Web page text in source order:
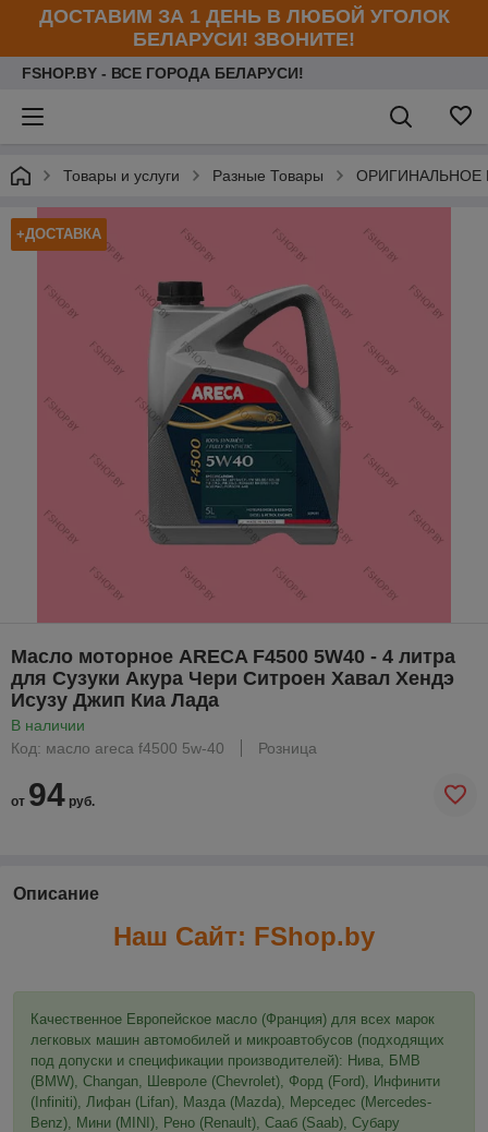
ДОСТАВИМ ЗА 1 ДЕНЬ В ЛЮБОЙ УГОЛОК
БЕЛАРУСИ! ЗВОНИТЕ!
FSHOP.BY - ВСЕ ГОРОДА БЕЛАРУСИ!
Товары и услуги Разные Товары ОРИГИНАЛЬНОЕ
+ДОСТАВКА
Масло моторное ARECA F4500 5W40 - 4 литра
для Сузуки Акура Чери Ситроен Хавал Хендэ
Исузу Джип Киа Лада
В наличии
Код: масло areca f4500 5w-40
Розница
от 94 руб.
Описание
Наш Сайт: FShop.by
Качественное Европейское масло (Франция) для всех марок
легковых машин автомобилей и микроавтобусов (подходящих
под допуски и спецификации производителей): Нива, БМВ
(BMW), Changan, Шевроле (Chevrolet), Форд (Ford), Инфинити
(Infiniti), Лифан (Lifan), Мазда (Mazda), Мерседес (Mercedes-
Benz), Мини (MINI), Рено (Renault), Сааб (Saab), Субару